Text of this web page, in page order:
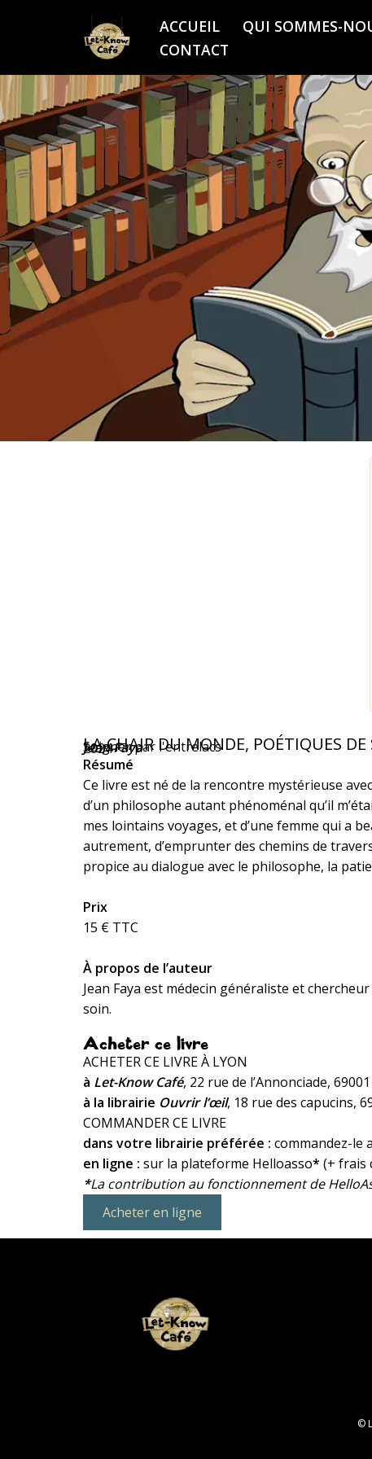
ACCUEIL QUI SOMMES-
CONTACT
LA CHAIR DU MONDE, POÉTIQUES
Soigner par l'entrelacs
Jean Faya
2024
Résumé
Ce livre est né de la rencontre mystérieuse
d’un philosophe autant phénoménal qu’il
mes lointains voyages, et d’une femme qui a
autrement, d’emprunter des chemins de
propice au dialogue avec le philosophe, la
Prix
15 € TTC
À propos de l’auteur
Jean Faya est médecin généraliste et
soin.
Acheter ce livre
ACHETER CE LIVRE À LYON
à Let-Know Café, 22 rue de l’Annonciade,
à la librairie Ouvrir l’œil, 18 rue des capucins,
COMMANDER CE LIVRE
dans votre librairie préférée : commandez-le
en ligne : sur la plateforme Helloasso* (+ frais
*La contribution au fonctionnement de
Acheter en ligne
©